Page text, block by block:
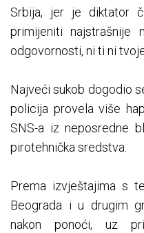
Srbija, jer je diktator
primijeniti najstrašnije
odgovornosti, ni ti ni
Najveći sukob dogodio
policija provela više
SNS-a iz neposredne
pirotehnička sredstva.
Prema izvještajima s
Beograda i u drugim
nakon ponoći, uz